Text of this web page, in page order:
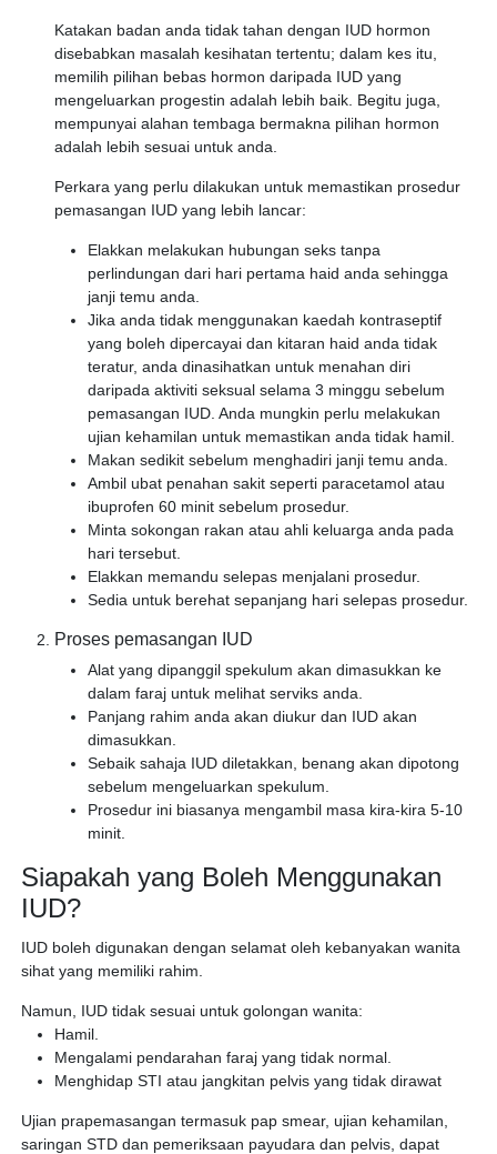
Katakan badan anda tidak tahan dengan IUD hormon
disebabkan masalah kesihatan tertentu; dalam kes itu,
memilih pilihan bebas hormon daripada IUD yang
mengeluarkan progestin adalah lebih baik. Begitu juga,
mempunyai alahan tembaga bermakna pilihan hormon
adalah lebih sesuai untuk anda.
Perkara yang perlu dilakukan untuk memastikan prosedur
pemasangan IUD yang lebih lancar:
Elakkan melakukan hubungan seks tanpa
perlindungan dari hari pertama haid anda sehingga
janji temu anda.
Jika anda tidak menggunakan kaedah kontraseptif
yang boleh dipercayai dan kitaran haid anda tidak
teratur, anda dinasihatkan untuk menahan diri
daripada aktiviti seksual selama 3 minggu sebelum
pemasangan IUD. Anda mungkin perlu melakukan
ujian kehamilan untuk memastikan anda tidak hamil.
Makan sedikit sebelum menghadiri janji temu anda.
Ambil ubat penahan sakit seperti paracetamol atau
ibuprofen 60 minit sebelum prosedur.
Minta sokongan rakan atau ahli keluarga anda pada
hari tersebut.
Elakkan memandu selepas menjalani prosedur.
Sedia untuk berehat sepanjang hari selepas prosedur.
Proses pemasangan IUD
Alat yang dipanggil spekulum akan dimasukkan ke
dalam faraj untuk melihat serviks anda.
Panjang rahim anda akan diukur dan IUD akan
dimasukkan.
Sebaik sahaja IUD diletakkan, benang akan dipotong
sebelum mengeluarkan spekulum.
Prosedur ini biasanya mengambil masa kira-kira 5-10
minit.
Siapakah yang Boleh Menggunakan
IUD?
IUD boleh digunakan dengan selamat oleh kebanyakan wanita
sihat yang memiliki rahim.
Namun, IUD tidak sesuai untuk golongan wanita:
Hamil.
Mengalami pendarahan faraj yang tidak normal.
Menghidap STI atau jangkitan pelvis yang tidak dirawat
Ujian prapemasangan termasuk pap smear, ujian kehamilan,
saringan STD dan pemeriksaan payudara dan pelvis, dapat